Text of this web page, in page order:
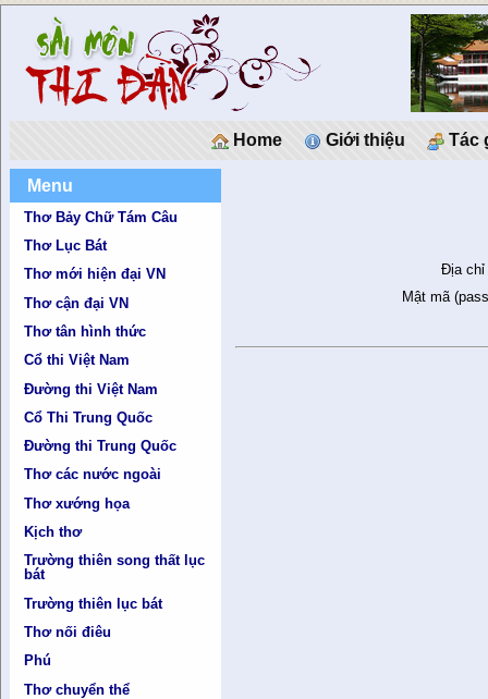
Home Giới thiệu Tác
Menu
Thơ Bảy Chữ Tám Câu
Thơ Lục Bát
Thơ mới hiện đại VN
Thơ cận đại VN
Thơ tân hình thức
Cổ thi Việt Nam
Đường thi Việt Nam
Cổ Thi Trung Quốc
Đường thi Trung Quốc
Thơ các nước ngoài
Thơ xướng họa
Kịch thơ
Trường thiên song thất lục
bát
Trường thiên lục bát
Thơ nối điêu
Phú
Thơ chuyển thể
Địa chỉ
Mật mã